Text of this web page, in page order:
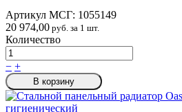
Артикул МСГ: 1055149
20 974,00 руб. за 1 шт.
Количество
− +
В корзину